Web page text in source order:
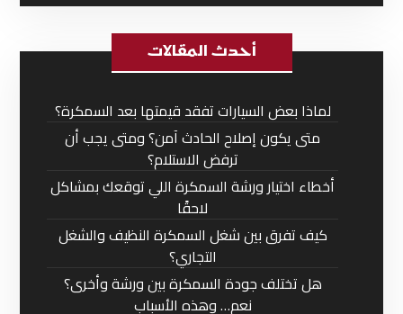
أحدث المقالات
لماذا بعض السيارات تفقد قيمتها بعد السمكرة؟
متى يكون إصلاح الحادث آمن؟ ومتى يجب أن
ترفض الاستلام؟
أخطاء اختيار ورشة السمكرة اللي توقعك بمشاكل
لاحقًا
كيف تفرق بين شغل السمكرة النظيف والشغل
التجاري؟
هل تختلف جودة السمكرة بين ورشة وأخرى؟
نعم… وهذه الأسباب